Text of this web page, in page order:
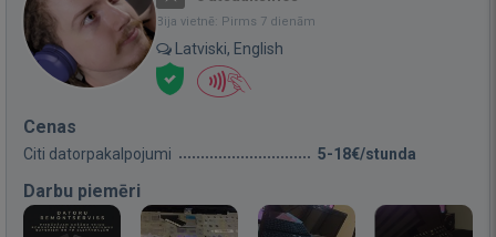
Bija vietnē: Pirms 7 dienām
Latviski, English
Cenas
Citi datorpakalpojumi 5-18€/stunda
Darbu piemēri